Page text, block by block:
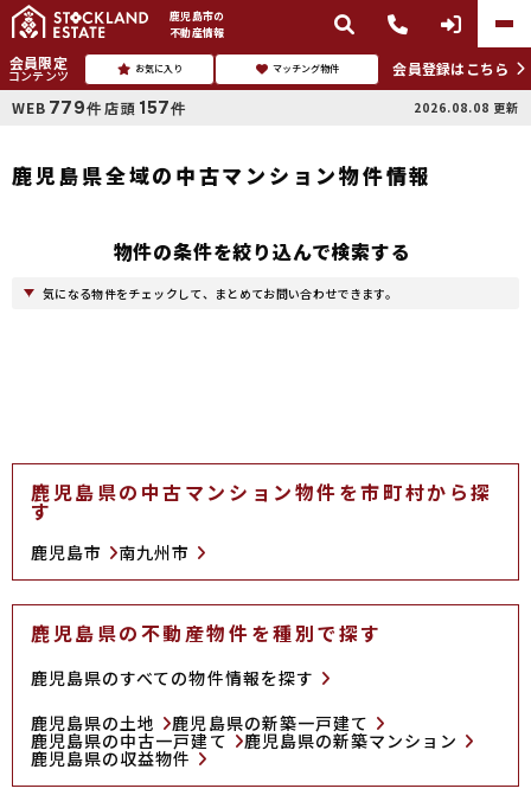
鹿児島市の
不動産情報
会員限定
コンテンツ お気に入り マッチング物件
会員登録はこちら
WEB 779件 店頭 157件 2026.08.08 更新
鹿児島県全域の中古マンション物件情報
物件の条件を絞り込んで検索する
気になる物件をチェックして、まとめてお問い合わせできます。
鹿児島県の中古マンション物件を市町村から探
す
鹿児島市 南九州市
鹿児島県の不動産物件を種別で探す
鹿児島県のすべての物件情報を探す
鹿児島県の土地
鹿児島県の新築一戸建て
鹿児島県の中古一戸建て 鹿児島県の新築マンション
鹿児島県の収益物件